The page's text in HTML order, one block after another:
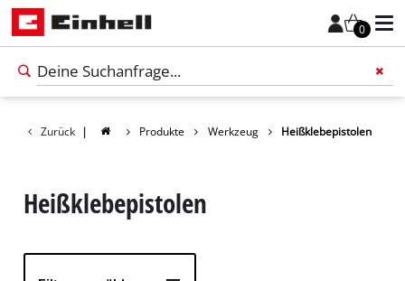
0
Füge
Zurück | Produkte Werkzeug Heißklebepistolen
Heißklebepistolen